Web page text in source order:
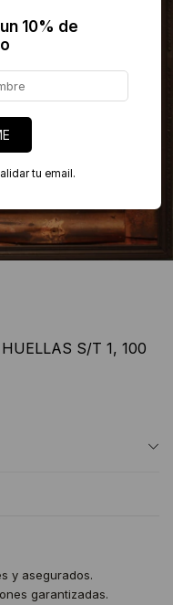
S/T 1, 100
y asegurados.
garantizadas.
10% de
tu email.